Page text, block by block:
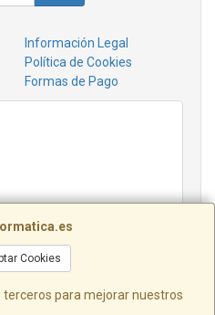
Cookies
para mejorar nuestros
Información Legal
Política de Cookies
Formas de Pago
h - Sab: 10 h a 14 h